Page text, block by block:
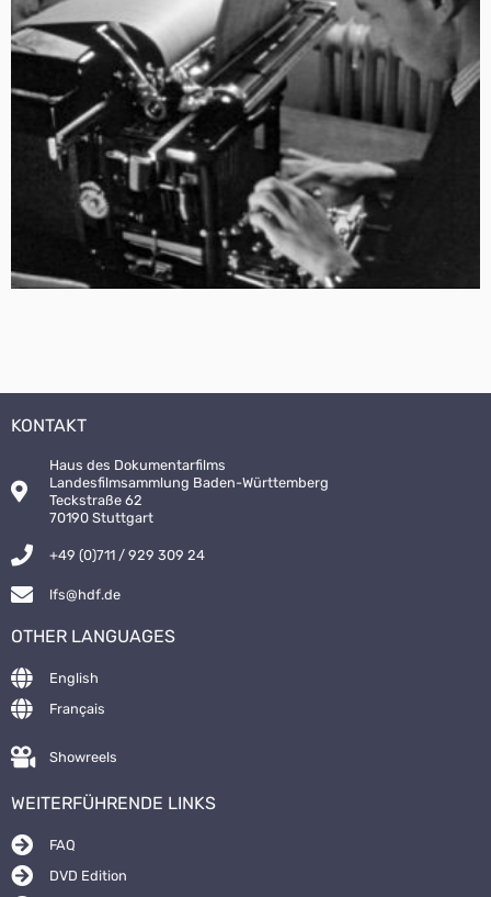
KONTAKT
Haus des Dokumentarfilms
Landesfilmsammlung Baden-Württemberg
Teckstraße 62
70190 Stuttgart
+49 (0)711 / 929 309 24
lfs@hdf.de
OTHER LANGUAGES
English
Français
Showreels
WEITERFÜHRENDE LINKS
FAQ
DVD Edition